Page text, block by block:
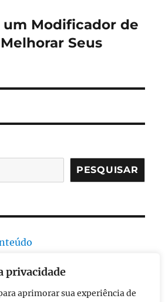
privacidade
aprimorar sua experiência de
um Modificador de
Seus
PESQUISAR